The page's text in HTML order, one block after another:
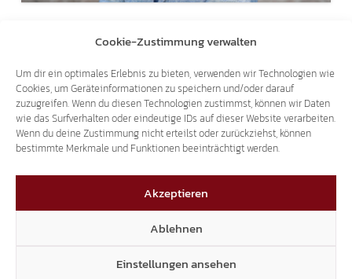
Cookie-Zustimmung verwalten
Um dir ein optimales Erlebnis zu bieten, verwenden wir Technologien wie
Cookies, um Geräteinformationen zu speichern und/oder darauf
zuzugreifen. Wenn du diesen Technologien zustimmst, können wir Daten
wie das Surfverhalten oder eindeutige IDs auf dieser Website verarbeiten.
Wenn du deine Zustimmung nicht erteilst oder zurückziehst, können
bestimmte Merkmale und Funktionen beeinträchtigt werden.
Akzeptieren
Ablehnen
Einstellungen ansehen